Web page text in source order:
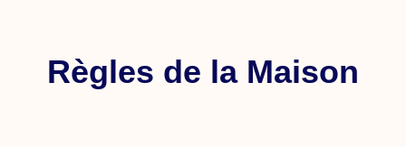
Règles de la Maison